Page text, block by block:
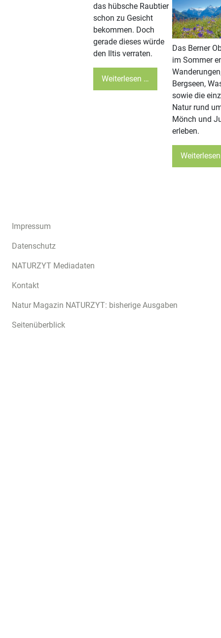
das hübsche Raubtier
schon zu Gesicht
bekommen. Doch
gerade dieses würde
den Iltis verraten.
Weiterlesen …
Das Berner
im Sommer
Bergseen,
sowie die
Natur rund
Mönch und
erleben.
Impressum
Datenschutz
NATURZYT Mediadaten
Kontakt
Natur Magazin NATURZYT: bisherige Ausgaben
Seitenüberblick